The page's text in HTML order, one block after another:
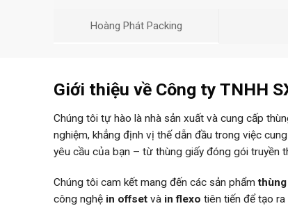
Hoàng Phát Packing
Giới thiệu về Công ty TNHH
Chúng tôi tự hào là nhà sản xuất và cung cấp
nghiệm, khẳng định vị thế dẫn đầu trong việc
yêu cầu của bạn – từ thùng giấy đóng gói truyền
Chúng tôi cam kết mang đến các sản phẩm
công nghệ in offset và in flexo tiên tiến để tạo